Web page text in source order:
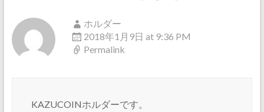
ホルダー
2018年1月9日 at 9:36 PM
Permalink
KAZUCOINホルダーです。